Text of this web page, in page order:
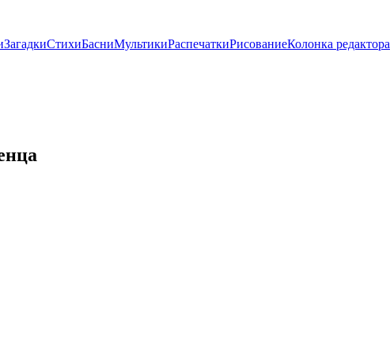
ЗагадкиСтихиБасниМультикиРаспечаткиРисованиеКолонка редактора